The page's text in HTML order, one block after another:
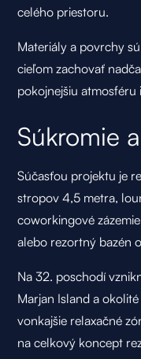
celého priestoru.
Materiály a povrchy
cieľom zachovať
pokojnejšiu atmosféru
Súkromie
Súčasťou projektu je
stropov 4,5 metra,
coworkingové
alebo rezortný bazén
Na 32. poschodí
Marjan Island a
vonkajšie relaxačné
na celkový koncept